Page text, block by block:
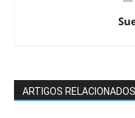
ARTIGOS RELACIONADOS